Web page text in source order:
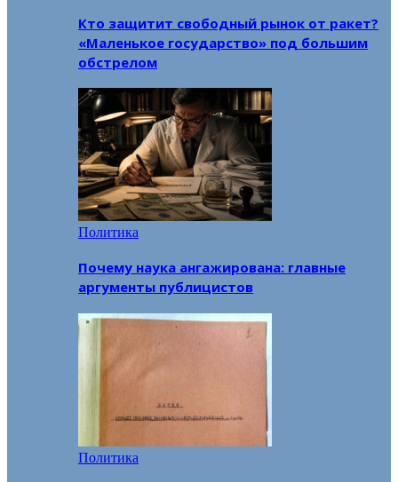
Кто защитит свободный рынок от ракет?
«Маленькое государство» под большим
обстрелом
Политика
Почему наука ангажирована: главные
аргументы публицистов
Политика